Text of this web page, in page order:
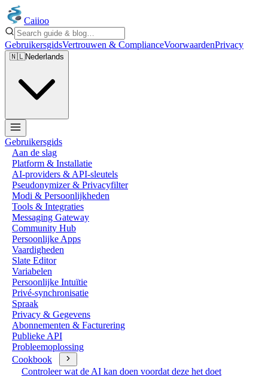
Caiioo
GebruikersgidsVertrouwen & ComplianceVoorwaardenPrivacy
🇳🇱Nederlands
Gebruikersgids
Aan de slag
Platform & Installatie
AI-providers & API-sleutels
Pseudonymizer & Privacyfilter
Modi & Persoonlijkheden
Tools & Integraties
Messaging Gateway
Community Hub
Persoonlijke Apps
Vaardigheden
Slate Editor
Variabelen
Persoonlijke Intuïtie
Privé-synchronisatie
Spraak
Privacy & Gegevens
Abonnementen & Facturering
Publieke API
Probleemoplossing
Cookbook
Controleer wat de AI kan doen voordat deze het doet